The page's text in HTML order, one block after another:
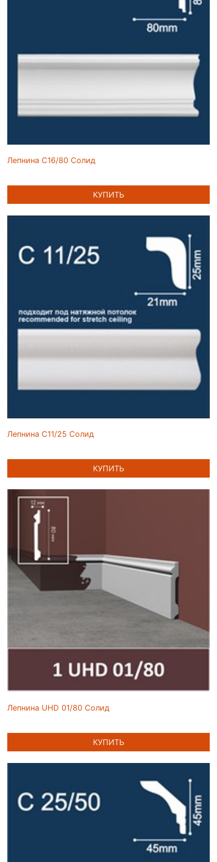
Лепнина C16/80 Солид
КУПИТЬ
Лепнина C11/25 Солид
КУПИТЬ
Лепнина UHD 01/80 Солид
КУПИТЬ